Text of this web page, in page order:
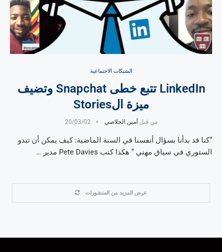
الشبكات الاجتماعية
LinkedIn تتبع خطى Snapchat وتضيف
ميزة الStories
من قبل أمين الجلاصي 20/03/02
“كنا قد بدأنا بسؤال أنفسنا في السنة الماضية: كيف يمكن أن تبدو
الستوري في سياق مهني “ هكذا كتب Pete Davies مدير …
عرض المزيد من المنشورات